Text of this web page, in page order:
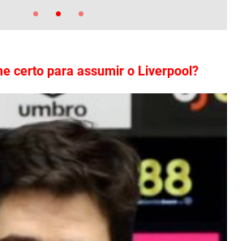
certo para assumir o Liverpool?